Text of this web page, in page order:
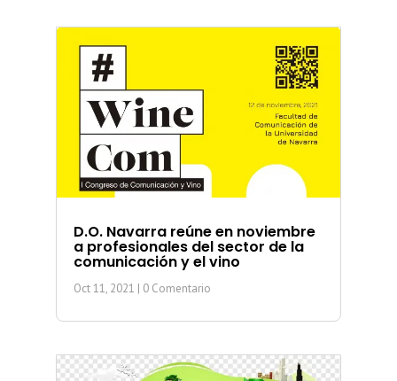
D.O. Navarra reúne en noviembre
a profesionales del sector de la
comunicación y el vino
Oct 11, 2021 | 0 Comentario